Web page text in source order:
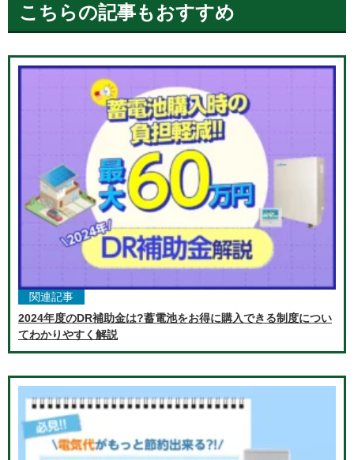
こちらの記事もおすすめ
関連記事
2024年度のDR補助金は?蓄電池をお得に購入できる制度につい
てわかりやすく解説